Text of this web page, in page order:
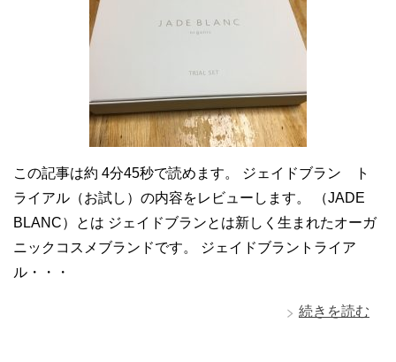
この記事は約 4分45秒で読めます。 ジェイドブラン ト
ライアル（お試し）の内容をレビューします。 （JADE
BLANC）とは ジェイドブランとは新しく生まれたオーガ
ニックコスメブランドです。 ジェイドブラントライア
ル・・・
続きを読む